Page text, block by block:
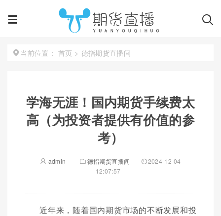
当前位置： 首页 > 德指期货直播间
学海无涯！国内期货手续费太
高（为投资者提供有价值的参
考）
admin 德指期货直播间
2024-12-04
12:07:57
近年来，随着国内期货市场的不断发展和投